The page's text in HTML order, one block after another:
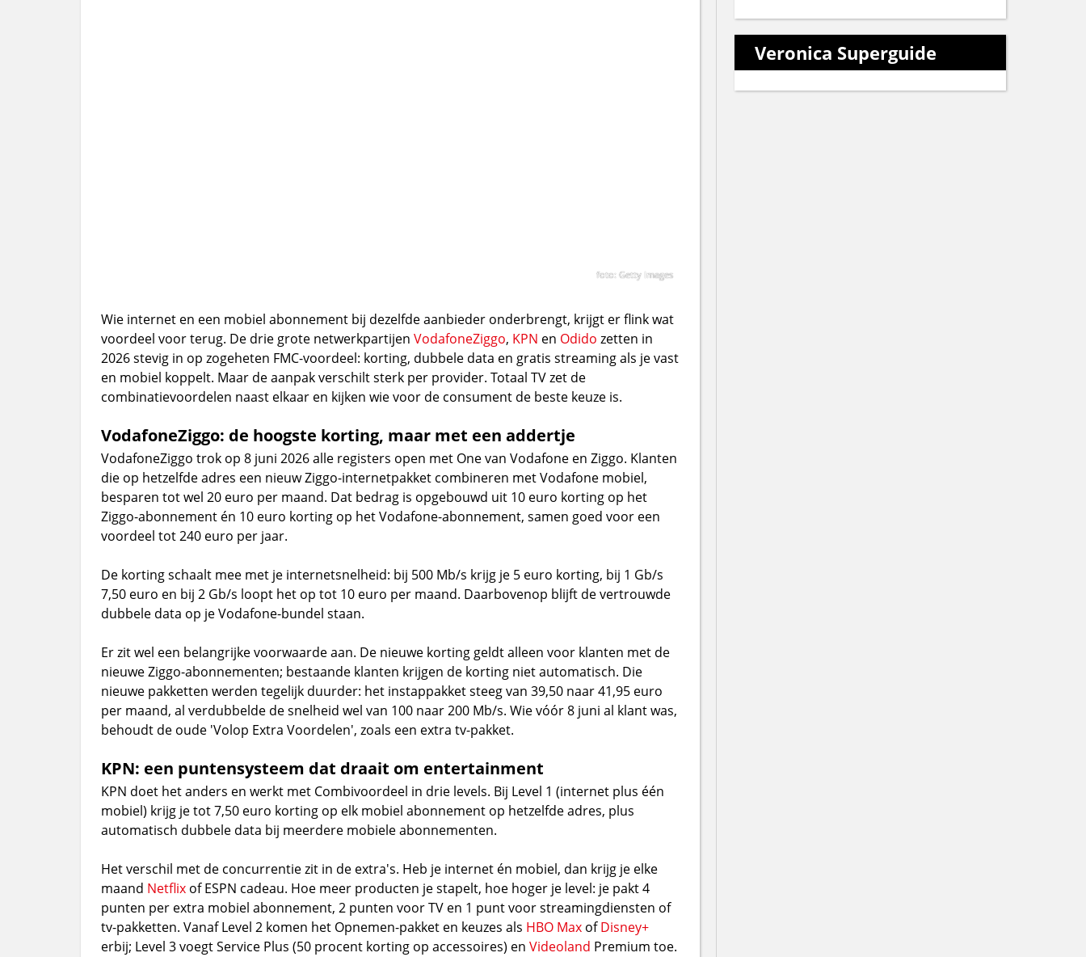
foto: Getty Images
Wie internet en een mobiel abonnement bij dezelfde aanbieder onderbrengt, krijgt er flink wat
voordeel voor terug. De drie grote netwerkpartijen VodafoneZiggo, KPN en Odido zetten in
2026 stevig in op zogeheten FMC-voordeel: korting, dubbele data en gratis streaming als je vast
en mobiel koppelt. Maar de aanpak verschilt sterk per provider. Totaal TV zet de
combinatievoordelen naast elkaar en kijken wie voor de consument de beste keuze is.
VodafoneZiggo: de hoogste korting, maar met een addertje
VodafoneZiggo trok op 8 juni 2026 alle registers open met One van Vodafone en Ziggo. Klanten
die op hetzelfde adres een nieuw Ziggo-internetpakket combineren met Vodafone mobiel,
besparen tot wel 20 euro per maand. Dat bedrag is opgebouwd uit 10 euro korting op het
Ziggo-abonnement én 10 euro korting op het Vodafone-abonnement, samen goed voor een
voordeel tot 240 euro per jaar.
De korting schaalt mee met je internetsnelheid: bij 500 Mb/s krijg je 5 euro korting, bij 1 Gb/s
7,50 euro en bij 2 Gb/s loopt het op tot 10 euro per maand. Daarbovenop blijft de vertrouwde
dubbele data op je Vodafone-bundel staan.
Er zit wel een belangrijke voorwaarde aan. De nieuwe korting geldt alleen voor klanten met de
nieuwe Ziggo-abonnementen; bestaande klanten krijgen de korting niet automatisch. Die
nieuwe pakketten werden tegelijk duurder: het instappakket steeg van 39,50 naar 41,95 euro
per maand, al verdubbelde de snelheid wel van 100 naar 200 Mb/s. Wie vóór 8 juni al klant was,
behoudt de oude 'Volop Extra Voordelen', zoals een extra tv-pakket.
KPN: een puntensysteem dat draait om entertainment
KPN doet het anders en werkt met Combivoordeel in drie levels. Bij Level 1 (internet plus één
mobiel) krijg je tot 7,50 euro korting op elk mobiel abonnement op hetzelfde adres, plus
automatisch dubbele data bij meerdere mobiele abonnementen.
Het verschil met de concurrentie zit in de extra's. Heb je internet én mobiel, dan krijg je elke
maand Netflixof ESPN cadeau. Hoe meer producten je stapelt, hoe hoger je level: je pakt 4
punten per extra mobiel abonnement, 2 punten voor TV en 1 punt voor streamingdiensten of
tv-pakketten. Vanaf Level 2 komen het Opnemen-pakket en keuzes als HBO MaxofDisney+
erbij; Level 3 voegt Service Plus (50 procent korting op accessoires) en Videoland Premium toe.
Veronica Superguide